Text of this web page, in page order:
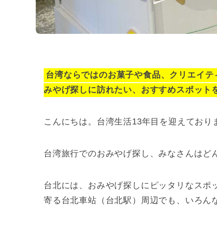
台湾ならではのお菓子や食品、クリエイ
みやげ探しに訪れたい、おすすめスポット
こんにちは。台湾生活13年目を迎えており
台湾旅行でのおみやげ探し、みなさんはど
台北には、おみやげ探しにピッタリなスポ
寄る台北車站（台北駅）周辺でも、いろん